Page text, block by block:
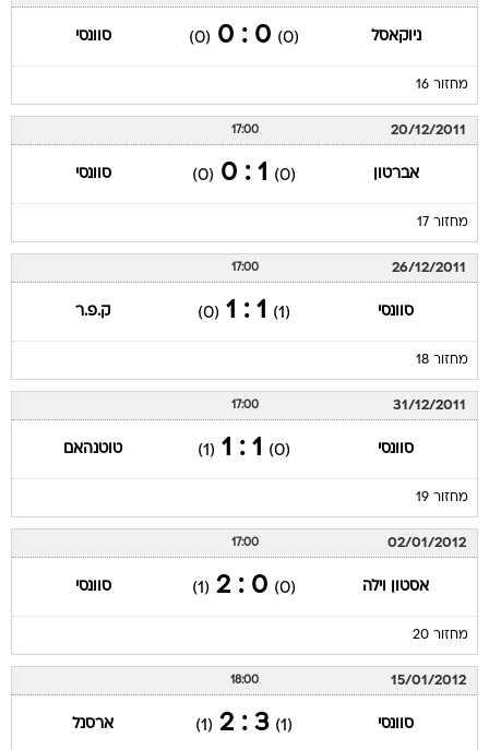
ניוקאסל (0)
0 : 0
(0) סוונסי
מחזור 16
20/12/2011
17:00
אברטון (0)
1 : 0
(0) סוונסי
מחזור 17
26/12/2011
17:00
סוונסי (1)
1 : 1
(0) ק.פ.ר
מחזור 18
31/12/2011
17:00
סוונסי (0)
1 : 1
(1) טוטנהאם
מחזור 19
02/01/2012
17:00
אסטון וילה (0)
0 : 2
(1) סוונסי
מחזור 20
15/01/2012
18:00
סוונסי (1)
3 : 2
(1) ארסנל